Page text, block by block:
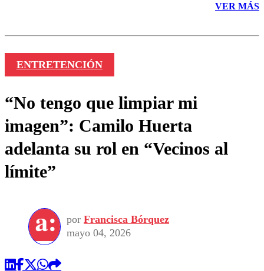
VER MÁS
ENTRETENCIÓN
“No tengo que limpiar mi
imagen”: Camilo Huerta
adelanta su rol en “Vecinos al
límite”
por Francisca Bórquez
mayo 04, 2026